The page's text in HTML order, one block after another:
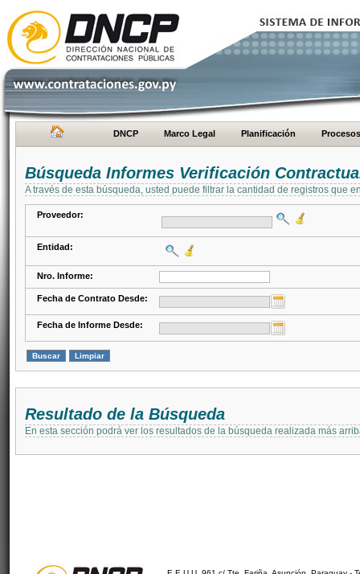
DNCP Marco Legal Planificación Procesos
Búsqueda Informes Verificación
A través de esta búsqueda, usted puede filtrar la cantidad de registros que
Proveedor:
Entidad:
Nro. Informe:
Fecha de Contrato Desde:
Fecha de Informe Desde:
Resultado de la Búsqueda
En esta sección podrá ver los resultados de la búsqueda realizada más